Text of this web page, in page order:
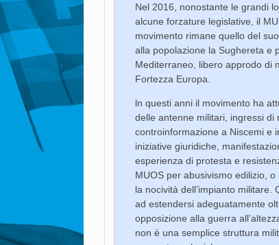
Nel 2016, nonostante le grandi
alcune forzature legislative, il
movimento rimane quello del
alla popolazione la Sughereta e
Mediterraneo, libero approdo di
Fortezza Europa.
ln questi anni il movimento ha
delle antenne militari, ingressi
controinformazione a Niscemi e
iniziative giuridiche,
esperienza di protesta e
MUOS per abusivismo edilizio,
la nocività dell’impianto
ad estendersi adeguatamente
opposizione alla guerra
non è una semplice struttura